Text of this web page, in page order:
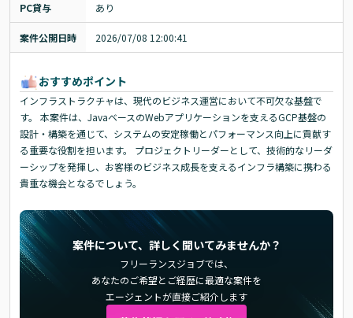
PC貸与 あり
案件公開日時 2026/07/08 12:00:41
おすすめポイント
インフラストラクチャは、現代のビジネス運営において不可欠な基盤で
す。 本案件は、JavaベースのWebアプリケーションを支えるGCP基盤の
設計・構築を通じて、システムの安定稼働とパフォーマンス向上に貢献す
る重要な役割を担います。 プロジェクトリーダーとして、技術的なリーダ
ーシップを発揮し、お客様のビジネス成長を支えるインフラ構築に携わる
貴重な機会となるでしょう。
案件について、詳しく聞いてみませんか？
フリーランスジョブでは、
あなたのご希望とご経歴に最適な案件を
エージェントが直接ご紹介します